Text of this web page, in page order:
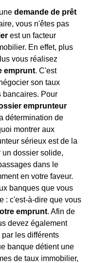
demande de prêt
vous n'êtes pas
est un facteur
En effet, plus
vous réalisez
emprunt. C'est
son taux
bancaires. Pour
emprunteur
détermination de
montrer aux
sérieux est de la
un dossier solide,
dans le
en votre faveur.
banques que vous
: c'est-à-dire que vous
emprunt. Afin de
devez également
par les différents
banque détient une
de taux immobilier,